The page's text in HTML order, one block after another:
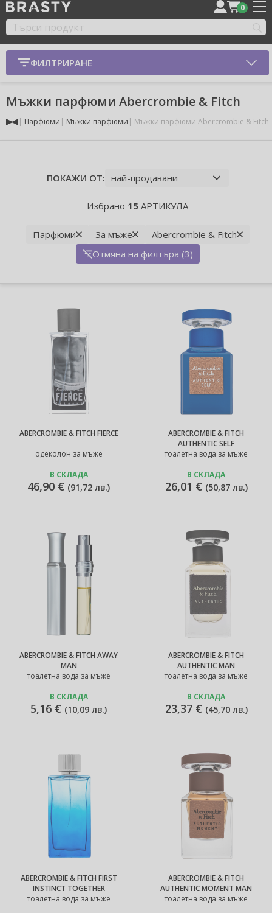
0
ФИЛТРИРАНЕ
Мъжки парфюми Abercrombie & Fitch
Парфюми Мъжки парфюми Мъжки парфюми Abercrombie & Fitch
ПОКАЖИ ОТ:
Избрано 15 АРТИКУЛА
Парфюми За мъже
Abercrombie & Fitch
Отмяна на филтъра (3)
ABERCROMBIE & FITCH FIERCE
одеколон за мъже
В СКЛАДА
46,90 € (91,72 лв.)
ABERCROMBIE & FITCH
AUTHENTIC SELF
тоалетна вода за мъже
В СКЛАДА
26,01 € (50,87 лв.)
ABERCROMBIE & FITCH AWAY
MAN
тоалетна вода за мъже
В СКЛАДА
5,16 € (10,09 лв.)
ABERCROMBIE & FITCH
AUTHENTIC MAN
тоалетна вода за мъже
В СКЛАДА
23,37 € (45,70 лв.)
ABERCROMBIE & FITCH FIRST
INSTINCT TOGETHER
тоалетна вода за мъже
ABERCROMBIE & FITCH
AUTHENTIC MOMENT MAN
тоалетна вода за мъже